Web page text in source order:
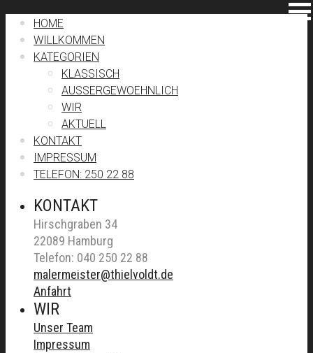
HOME
WILLKOMMEN
KATEGORIEN
KLASSISCH
AUSSERGEWOEHNLICH
WIR
AKTUELL
KONTAKT
IMPRESSUM
TELEFON: 250 22 88
KONTAKT
Hirschgraben 34
22089 Hamburg
Telefon: 040 250 22 88
malermeister@thielvoldt.de
Anfahrt
WIR
Unser Team
Impressum